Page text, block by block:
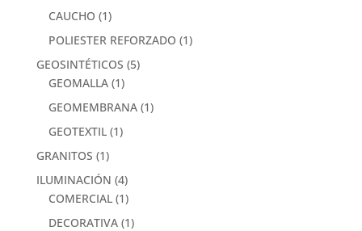
CAUCHO (1)
POLIESTER REFORZADO (1)
GEOSINTÉTICOS (5)
GEOMALLA (1)
GEOMEMBRANA (1)
GEOTEXTIL (1)
GRANITOS (1)
ILUMINACIÓN (4)
COMERCIAL (1)
DECORATIVA (1)